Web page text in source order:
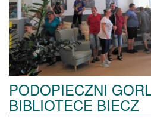
PODOPIECZNI
BIBLIOTECE BIECZ